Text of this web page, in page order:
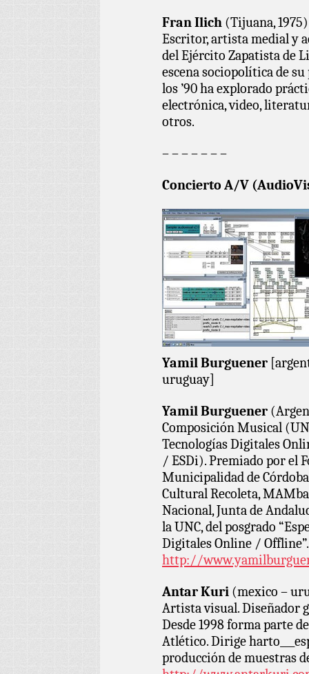
Fran Ilich (Tijuana, 1975)
Escritor, artista medial y
del Ejército Zapatista de
escena sociopolítica de
los ’90 ha explorado
electrónica, video,
otros.
– – – – – – –
Concierto A/V
Yamil Burguener
uruguay]
Yamil Burguener
Composición Musical
Tecnologías Digitales
/ ESDi). Premiado por el
Municipalidad de
Cultural Recoleta,
Nacional, Junta de
la UNC, del posgrado
Digitales Online / Offline”.
http://
Antar Kuri (mexico –
Artista visual. Diseñador
Desde 1998 forma parte
Atlético. Dirige
producción de muestras